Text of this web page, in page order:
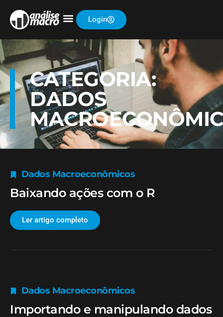
Login
CATEGORIA:
DADOS
Dados Macroeconômicos
Baixando ações com o R
Ler artigo completo
Dados Macroeconômicos
Importando e manipulando dados